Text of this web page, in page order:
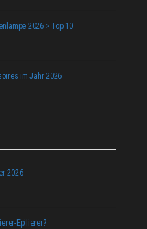
2026 > Top 10
im Jahr 2026
2026
Epilierer?